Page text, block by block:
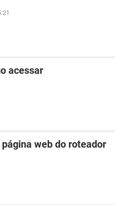
acessar
web do roteador